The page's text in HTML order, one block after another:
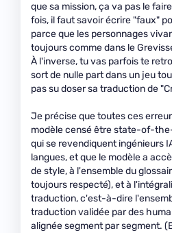
que sa mission, ça va pas le
fois, il faut savoir écrire "faux"
parce que les personnages
toujours comme dans le
À l'inverse, tu vas parfois te
sort de nulle part dans un jeu
pas su doser sa traduction de
Je précise que toutes ces
modèle censé être state-of-
qui se revendiquent ingénieurs
langues, et que le modèle a
de style, à l'ensemble du
toujours respecté), et à
traduction, c'est-à-dire
traduction validée par des
alignée segment par segment.